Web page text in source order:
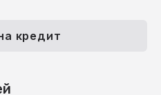
кредит